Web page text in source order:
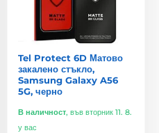
Tel Protect 6D Матово
закалено стъкло,
Samsung Galaxy A56
5G, черно
В наличност, във вторник 11. 8.
у вас